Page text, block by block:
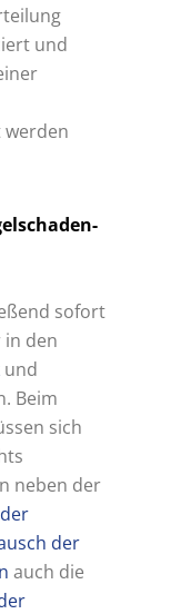
und
werden
sofort
den
und
Beim
sich
neben der
der
auch die